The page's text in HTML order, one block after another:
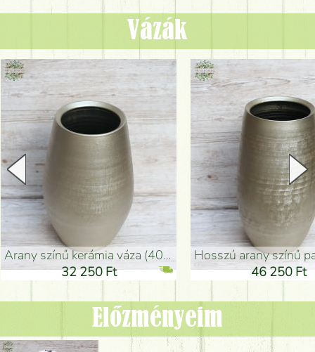
Vázák
arany színű kerámia váza (40x26cm)
32 250 Ft
hosszú arany színű
46 250 Ft
Előzményeim